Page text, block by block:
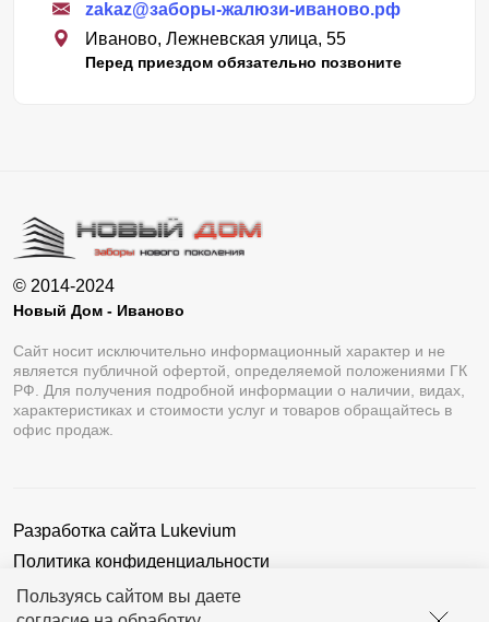
Пользуясь сайтом вы даете
zakaz@заборы-жалюзи-иваново.рф
Иваново, Лежневская улица, 55
Перед приездом обязательно позвоните
© 2014-2024
Новый Дом - Иваново
Сайт носит исключительно информационный характер и не
является публичной офертой, определяемой положениями ГК
РФ. Для получения подробной информации о наличии, видах,
характеристиках и стоимости услуг и товаров обращайтесь в
офис продаж.
Разработка сайта Lukevium
Политика конфиденциальности
Пользовательское соглашение